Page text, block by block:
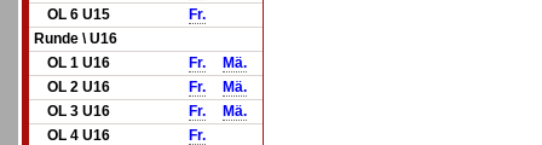
OL 6 U15
Fr.
Runde \ U16
OL 1 U16
Fr.
Mä.
OL 2 U16
Fr.
Mä.
OL 3 U16
Fr.
Mä.
OL 4 U16
Fr.